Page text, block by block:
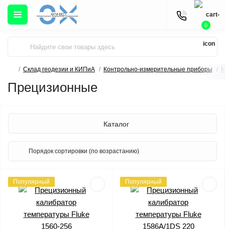
0
Склад геодезии и КИПиА Контрольно-измерительные приборы
Прецизионные
Каталог
Популярный Популярный